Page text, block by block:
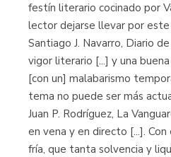
festín literario cocinado por
lector dejarse llevar por este
Santiago J. Navarro, Diario
vigor literario [...] y una
[con un] malabarismo
tema no puede ser más
Juan P. Rodríguez, La
en vena y en directo [...].
fría, que tanta solvencia y